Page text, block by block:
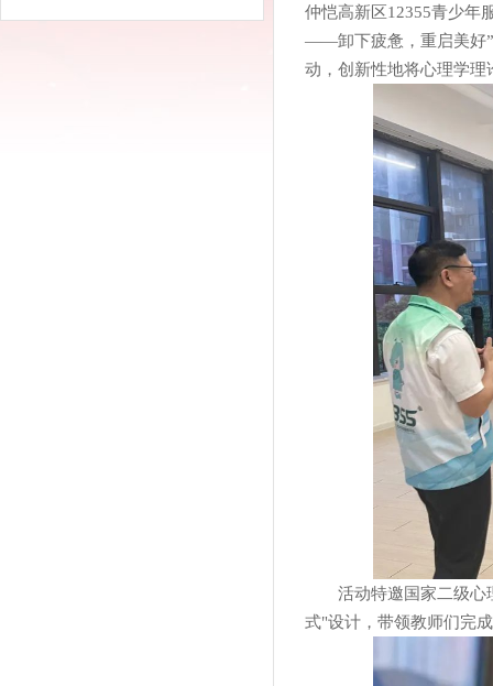
仲恺高新区12355青少年
——卸下疲惫，重启美好”
动，创新性地将心理学
活动特邀国家二级心
式"设计，带领教师们完